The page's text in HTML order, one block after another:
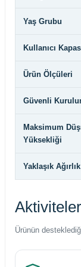
Yaş Grubu
Kullanıcı
Ürün Ölçüleri
Güvenli
Maksimum
Yüksekliği
Yaklaşık Ağırlık
Aktiviteler
Ürünün